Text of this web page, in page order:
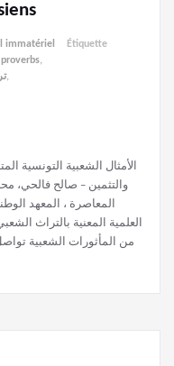
immatériel
Étiquette
,
,
الأمثال الشعبية التونسية
والتثمين – صالح فالحي،
المعاصرة ، المعهد
العلمية المعنية بالتراث
من المأثورات الشعبية